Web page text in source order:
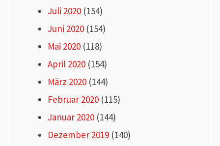
Juli 2020 (154)
Juni 2020 (154)
Mai 2020 (118)
April 2020 (154)
März 2020 (144)
Februar 2020 (115)
Januar 2020 (144)
Dezember 2019 (140)